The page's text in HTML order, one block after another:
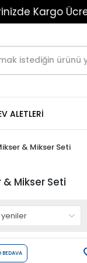
Kargo Ücretsiz!
ALETLERİ
& Mikser Seti
& Mikser Seti
BEDAVA